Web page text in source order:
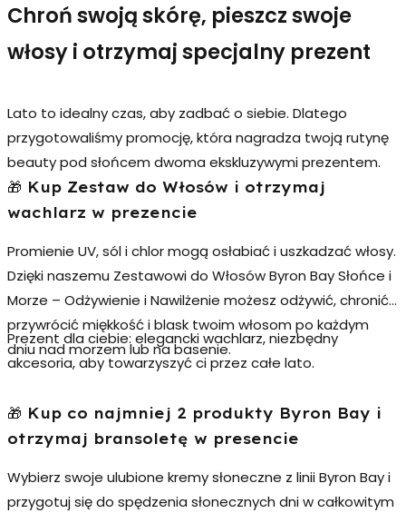
Chroń swoją skórę, pieszcz swoje
włosy i otrzymaj specjalny prezent
Lato to idealny czas, aby zadbać o siebie. Dlatego
przygotowaliśmy promocję, która nagradza twoją rutynę
beauty pod słońcem dwoma ekskluzywymi prezentem.
🎁 Kup Zestaw do Włosów i otrzymaj
wachlarz w prezencie
Promienie UV, sól i chlor mogą osłabiać i uszkadzać włosy.
Dzięki naszemu Zestawowi do Włosów Byron Bay Słońce i
Morze – Odżywienie i Nawilżenie możesz odżywić, chronić i
przywrócić miękkość i blask twoim włosom po każdym
dniu nad morzem lub na basenie.
Prezent dla ciebie: eleganckiwachlarz, niezbędny
akcesoria, aby towarzyszyć ci przez całe lato.
🎁 Kup co najmniej 2 produkty Byron Bay i
otrzymaj bransoletę w presencie
Wybierz swoje ulubione kremy słoneczne z liniiByron Bayi
przygotuj się do spędzenia słonecznych dni w całkowitym